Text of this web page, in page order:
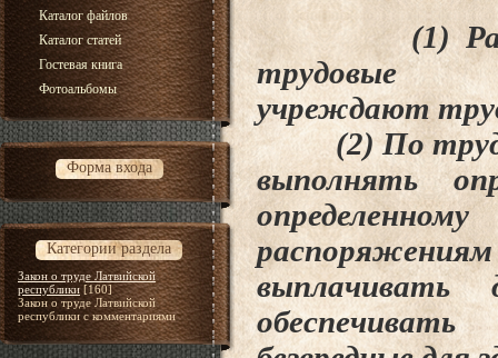
Каталог файлов
Каталог статей
Гостевая книга
Фотоальбомы
Форма входа
Категории раздела
Закон о труде Латвийской
республики [160]
Закон о труде Латвийской
республики с комментариями
(1)
учреждают
(2) По
выполнять
выплачивать